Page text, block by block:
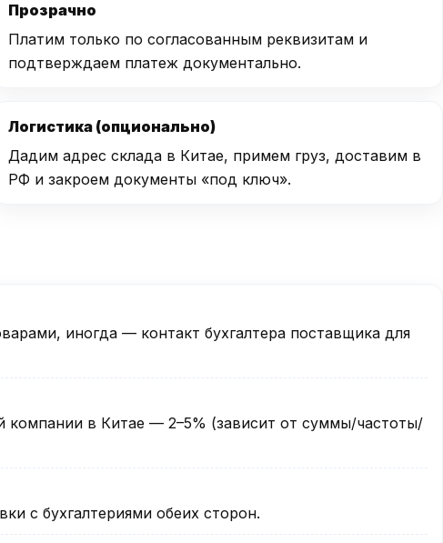
Прозрачно
Платим только по согласованным реквизитам и
подтверждаем платеж документально.
Логистика (опционально)
Дадим адрес склада в Китае, примем груз, доставим в
РФ и закроем документы «под ключ».
иногда — контакт бухгалтера поставщика для
компании в Китае — 2–5% (зависит от суммы/частоты/
с бухгалтериями обеих сторон.